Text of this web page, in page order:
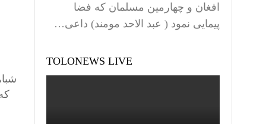
افغان و چهارمین مسلمان که فضا
پیمایی نمود ( عبد الاحد مومند) داعی…
TOLONEWS LIVE